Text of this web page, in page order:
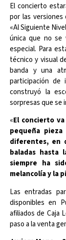
El concierto
por las versiones
«Al Siguiente
única que no se
especial. Para
técnico y visual
banda y una
participación de
construyó la
sorpresas que se
«El concierto
pequeña
diferentes, en
baladas hasta
siempre ha
melancolía y la
Las entradas
disponibles en
afiliados de Caja
paso a la venta